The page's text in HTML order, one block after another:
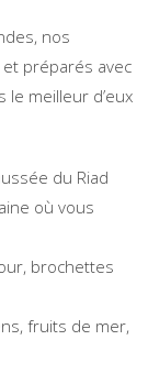
nos
préparés avec
le meilleur d’eux
du Riad
où vous
brochettes
fruits de mer,